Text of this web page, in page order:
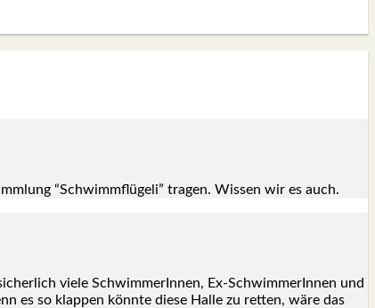
“Schwimm­flü­ge­li” tra­gen. Wis­sen wir es auch.
vie­le Schwim­me­rIn­nen, Ex-Schwim­me­rIn­nen und
es so klap­pen könn­te die­se Hal­le zu ret­ten, wäre das